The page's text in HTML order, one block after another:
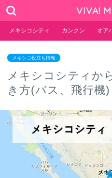
VIVA!
メキシコシティ カンクン オア
メキシコ役立ち情報
メキシコシティか
き方(バス、飛行機)